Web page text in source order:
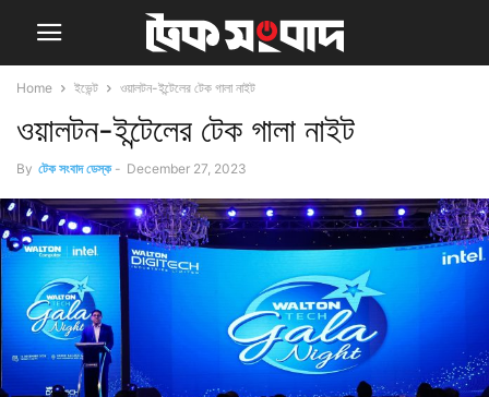
Home ইভেন্ট ওয়ালটন-ইন্টেলের টেক গালা নাইট
ওয়ালটন-ইন্টেলের টেক গালা নাইট
By টেক সংবাদ ডেস্ক - December 27, 2023